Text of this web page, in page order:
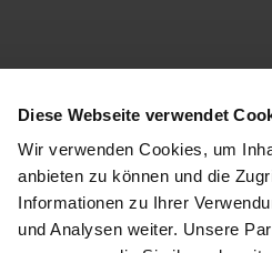
Diese Webseite verwendet
Wir verwenden Cookies, um
anbieten zu können und die
Informationen zu Ihrer
und Analysen weiter. Unsere
Über